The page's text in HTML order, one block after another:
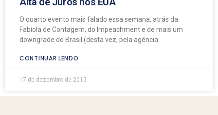
O quarto evento mais falado essa semana, atrás da
Fabíola de Contagem, do Impeachment e de mais um
downgrade do Brasil (desta vez, pela agência
CONTINUAR LENDO
17 de dezembro de 2015